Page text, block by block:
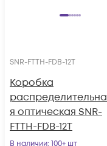
SNR-FTTH-FDB-12T
Коробка
распределительна
я оптическая SNR-
FTTH-FDB-12T
В наличии: 100+ шт